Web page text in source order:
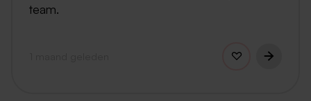
team.